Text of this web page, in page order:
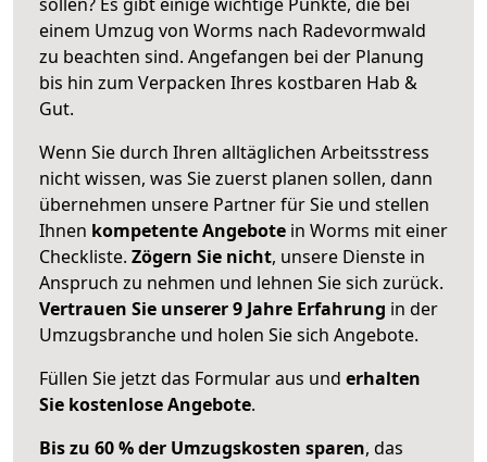
einem Umzug von Worms nach Radevormwald
zu beachten sind. Angefangen bei der Planung
bis hin zum Verpacken Ihres kostbaren Hab &
Gut.
Wenn Sie durch Ihren alltäglichen Arbeitsstress
nicht wissen, was Sie zuerst planen sollen, dann
übernehmen unsere Partner für Sie und stellen
Ihnen kompetente Angebote in Worms mit einer
Checkliste. Zögern Sie nicht, unsere Dienste in
Anspruch zu nehmen und lehnen Sie sich zurück.
Vertrauen Sie unserer 9 Jahre Erfahrung in der
Umzugsbranche und holen Sie sich Angebote.
Füllen Sie jetzt das Formular aus und erhalten
Sie kostenlose Angebote.
Bis zu 60 % der Umzugskosten sparen, das